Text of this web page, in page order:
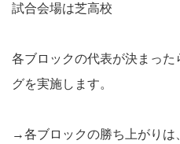
試合会場は芝高校
各ブロックの代表が決まっ
グを実施します。
→各ブロックの勝ち上がりは